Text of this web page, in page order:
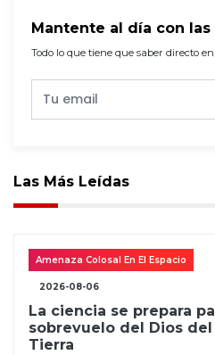
Mantente al día con
Todo lo que tiene que saber directo
Las Más Leídas
Amenaza Colosal En El Espacio
2026-08-06
La ciencia se prepara
sobrevuelo del Dios del
Tierra